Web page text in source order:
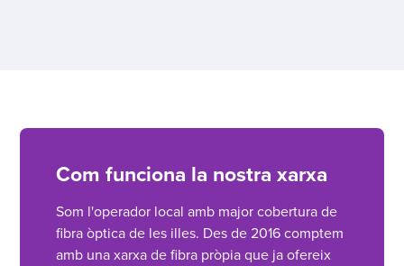
Com funciona la nostra xarxa
Som l'operador local amb major cobertura de
fibra òptica de les illes. Des de 2016 comptem
amb una xarxa de fibra pròpia que ja ofereix